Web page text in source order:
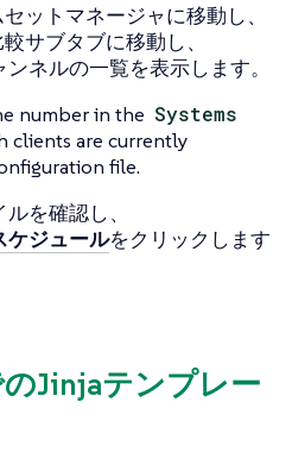
ットマネージャに移動し、
サブタブに移動し、
ネルの一覧を表示します。
number in the Systems
clients are currently
file.
を確認し、
ケジュールをクリックします
Jinjaテンプレー